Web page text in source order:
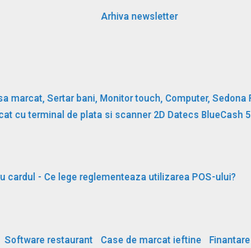
Arhiva newsletter
marcat, Sertar bani, Monitor touch, Computer, Sedona
cu terminal de plata si scanner 2D Datecs BlueCash
cardul - Ce lege reglementeaza utilizarea POS-ului?
Software restaurant Case de marcat ieftine Finantare